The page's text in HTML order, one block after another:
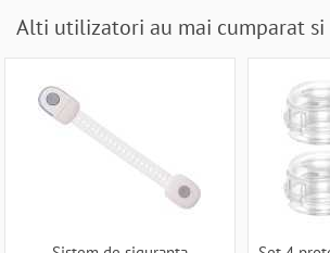
Alti utilizatori au mai cumparat si